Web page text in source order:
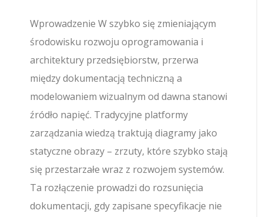
Wprowadzenie W szybko się zmieniającym
środowisku rozwoju oprogramowania i
architektury przedsiębiorstw, przerwa
między dokumentacją techniczną a
modelowaniem wizualnym od dawna stanowi
źródło napięć. Tradycyjne platformy
zarządzania wiedzą traktują diagramy jako
statyczne obrazy – zrzuty, które szybko stają
się przestarzałe wraz z rozwojem systemów.
Ta rozłączenie prowadzi do rozsunięcia
dokumentacji, gdy zapisane specyfikacje nie